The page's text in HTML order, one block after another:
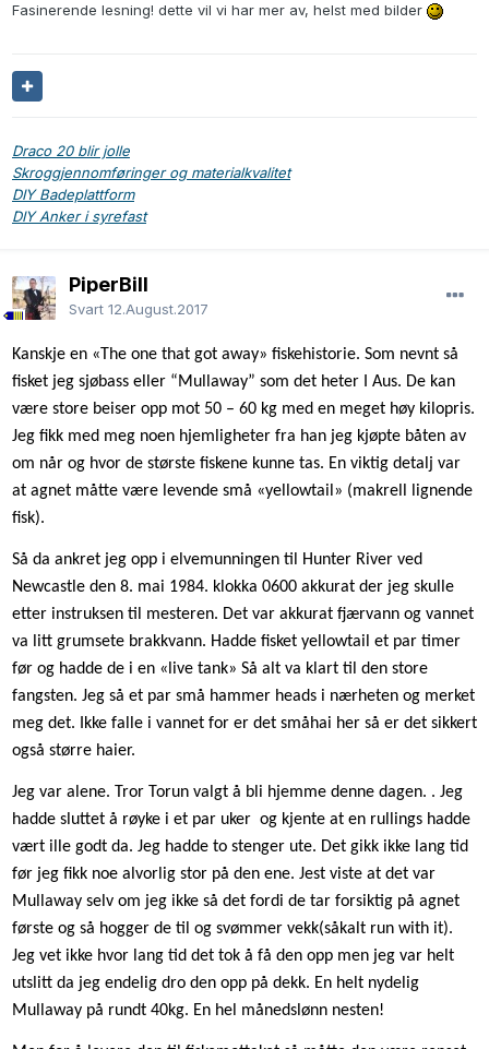
Fasinerende lesning! dette vil vi har mer av, helst med bilder
Draco 20 blir jolle
Skroggjennomføringer og materialkvalitet
DIY Badeplattform
DIY Anker i syrefast
PiperBill
Svart 12.August.2017
Kanskje en «The one that got away» fiskehistorie. Som nevnt så
fisket jeg sjøbass eller “Mullaway” som det heter I Aus. De kan
være store beiser opp mot 50 – 60 kg med en meget høy kilopris.
Jeg fikk med meg noen hjemligheter fra han jeg kjøpte båten av
om når og hvor de største fiskene kunne tas. En viktig detalj var
at agnet måtte være levende små «yellowtail» (makrell lignende
fisk).
Så da ankret jeg opp i elvemunningen til Hunter River ved
Newcastle den 8. mai 1984. klokka 0600 akkurat der jeg skulle
etter instruksen til mesteren. Det var akkurat fjærvann og vannet
va litt grumsete brakkvann. Hadde fisket yellowtail et par timer
før og hadde de i en «live tank» Så alt va klart til den store
fangsten. Jeg så et par små hammer heads i nærheten og merket
meg det. Ikke falle i vannet for er det småhai her så er det sikkert
også større haier.
Jeg var alene. Tror Torun valgt å bli hjemme denne dagen. . Jeg
hadde sluttet å røyke i et par uker og kjente at en rullings hadde
vært ille godt da. Jeg hadde to stenger ute. Det gikk ikke lang tid
før jeg fikk noe alvorlig stor på den ene. Jest viste at det var
Mullaway selv om jeg ikke så det fordi de tar forsiktig på agnet
første og så hogger de til og svømmer vekk(såkalt run with it).
Jeg vet ikke hvor lang tid det tok å få den opp men jeg var helt
utslitt da jeg endelig dro den opp på dekk. En helt nydelig
Mullaway på rundt 40kg. En hel månedslønn nesten!